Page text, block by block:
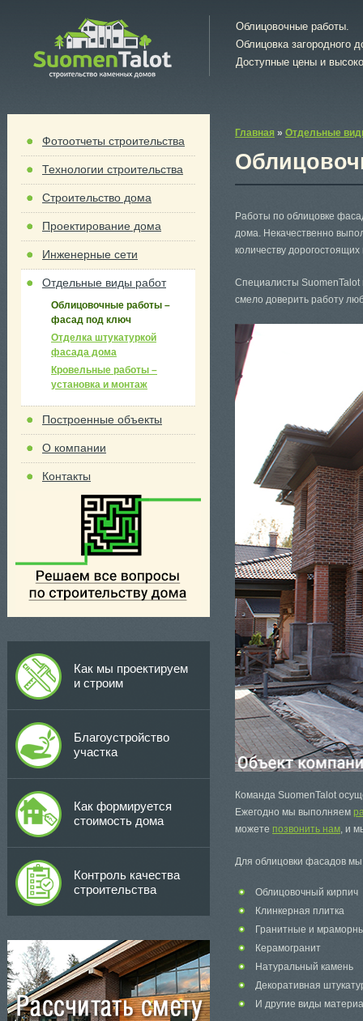
Облицовочные работы.
Облицовка загородного
Доступные цены и
Фотоотчеты строительства
Технологии строительства
Строительство дома
Проектирование дома
Инженерные сети
Отдельные виды работ
Облицовочные работы –
фасад под ключ
Отделка штукатуркой
фасада дома
Кровельные работы –
установка и монтаж
Построенные объекты
О компании
Контакты
Как мы проектируем
и строим
Благоустройство
участка
Как формируется
стоимость дома
Контроль качества
строительства
Главная » Отдельные
Работы по облицовке
дома. Некачественно
количеству
Специалисты
смело доверить работу
Команда SuomenTalot
Ежегодно мы выполняем
можете позвонить нам, и
Для облицовки фасадов
Облицовочный кирпич
Клинкерная плитка
Гранитные и
Керамогранит
Натуральный камень
Декоративная
И другие виды